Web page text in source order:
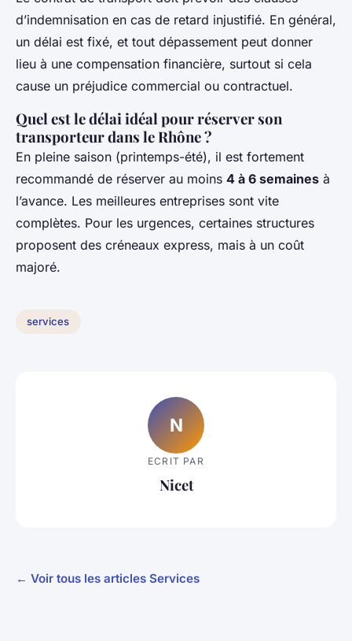
d’indemnisation en cas de retard injustifié. En général,
un délai est fixé, et tout dépassement peut donner
lieu à une compensation financière, surtout si cela
cause un préjudice commercial ou contractuel.
Quel est le délai idéal pour réserver son
transporteur dans le Rhône ?
En pleine saison (printemps-été), il est fortement
recommandé de réserver au moins 4 à 6 semaines à
l’avance. Les meilleures entreprises sont vite
complètes. Pour les urgences, certaines structures
proposent des créneaux express, mais à un coût
majoré.
services
N
ECRIT PAR
Nicet
← Voir tous les articles Services